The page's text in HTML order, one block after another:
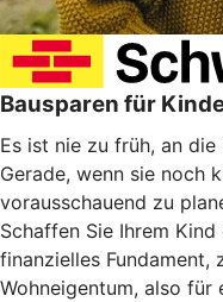
Bausparen für
Es ist nie zu früh, an
Gerade, wenn sie noch
vorausschauend zu
Schaffen Sie Ihrem
finanzielles Fundament,
Wohneigentum, also für